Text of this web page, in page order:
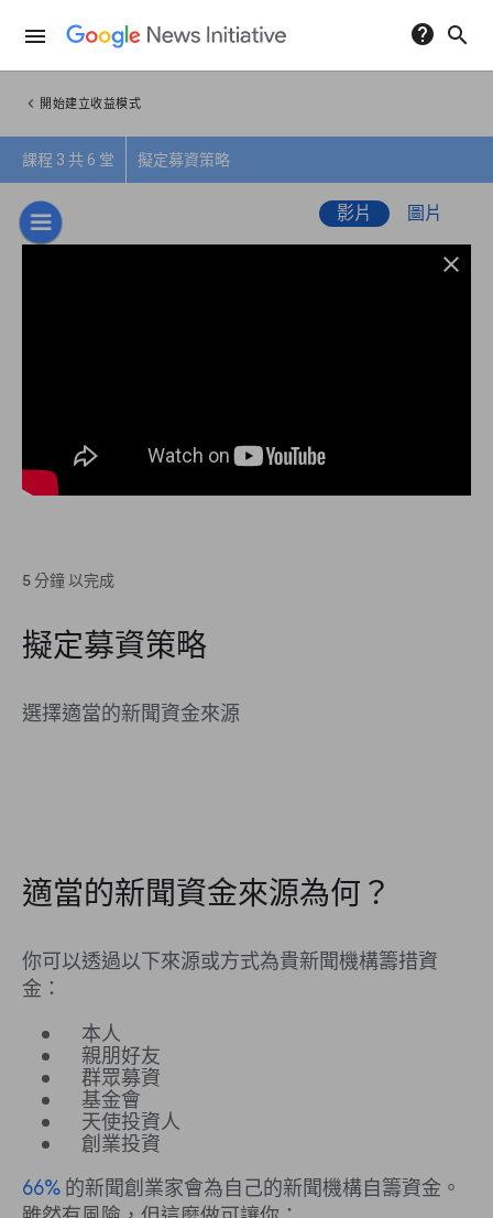
menu help search
chevron_left 開始建立收益模式
課程 3 共 6 堂 擬定募資策略
影片 圖片
close
5 分鐘 以完成
擬定募資策略
選擇適當的新聞資金來源
適當的新聞資金來源為何？
你可以透過以下來源或方式為貴新聞機構籌措資
金：
本人
親朋好友
群眾募資
基金會
天使投資人
創業投資
66% 的新聞創業家會為自己的新聞機構自籌資金。